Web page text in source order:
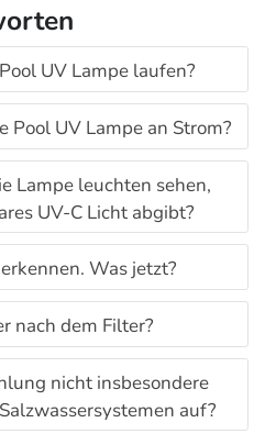
UV Lampe laufen?
Pool UV Lampe an Strom?
Lampe leuchten sehen,
UV-C Licht abgibt?
Was jetzt?
nach dem Filter?
nicht insbesondere
auf?